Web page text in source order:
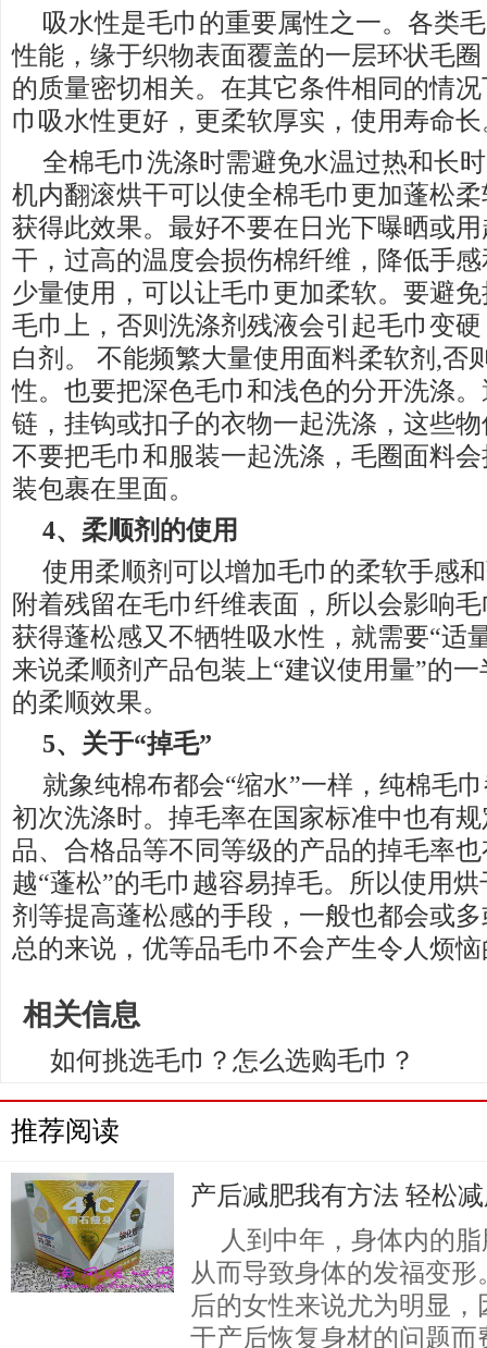
吸水性是毛巾的重要属性之一。各类
性能，缘于织物表面覆盖的一层环状毛
的质量密切相关。在其它条件相同的情
巾吸水性更好，更柔软厚实，使用寿命长
全棉毛巾洗涤时需避免水温过热和长
机内翻滚烘干可以使全棉毛巾更加蓬松
获得此效果。最好不要在日光下曝晒或
干，过高的温度会损伤棉纤维，降低手
少量使用，可以让毛巾更加柔软。要避
毛巾上，否则洗涤剂残液会引起毛巾变
白剂。 不能频繁大量使用面料柔软剂,否
性。也要把深色毛巾和浅色的分开洗涤
链，挂钩或扣子的衣物一起洗涤，这些
不要把毛巾和服装一起洗涤，毛圈面料
装包裹在里面。
4、柔顺剂的使用
使用柔顺剂可以增加毛巾的柔软手感
附着残留在毛巾纤维表面，所以会影响
获得蓬松感又不牺牲吸水性，就需要“适
来说柔顺剂产品包装上“建议使用量”的
的柔顺效果。
5、关于“掉毛”
就象纯棉布都会“缩水”一样，纯棉毛
初次洗涤时。掉毛率在国家标准中也有
品、合格品等不同等级的产品的掉毛率
越“蓬松”的毛巾越容易掉毛。所以使用
剂等提高蓬松感的手段，一般也都会或
总的来说，优等品毛巾不会产生令人烦
相关信息
如何挑选毛巾？怎么选购毛巾？
推荐阅读
产后减肥我有方法 轻松
人到中年，身体内的
从而导致身体的发福变
后的女性来说尤为明显
于产后恢复身材的问题